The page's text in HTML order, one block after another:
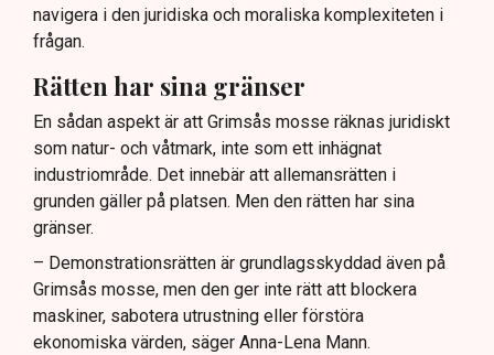
navigera i den juridiska och moraliska komplexiteten i
frågan.
Rätten har sina gränser
En sådan aspekt är att Grimsås mosse räknas juridiskt
som natur- och våtmark, inte som ett inhägnat
industriområde. Det innebär att allemansrätten i
grunden gäller på platsen. Men den rätten har sina
gränser.
– Demonstrationsrätten är grundlagsskyddad även på
Grimsås mosse, men den ger inte rätt att blockera
maskiner, sabotera utrustning eller förstöra
ekonomiska värden, säger Anna-Lena Mann.